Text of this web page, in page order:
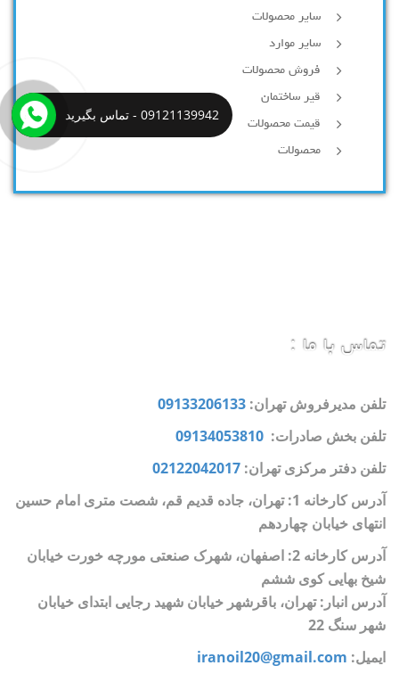
سایر محصولات
سایر موارد
فروش محصولات
قیر ساختمان
قیمت محصولات
محصولات
تماس با ما :
تلفن مدیرفروش تهران: 09133206133
تلفن بخش صادرات: 09134053810
تلفن دفتر مرکزی تهران: 02122042017
آدرس کارخانه 1: تهران، جاده قدیم قم، شصت متری امام حسین
انتهای خیابان چهاردهم
آدرس کارخانه 2: اصفهان، شهرک صنعتی مورچه خورت خیابان
شیخ بهایی کوی ششم
آدرس انبار: تهران، باقرشهر خیابان شهید رجایی ابتدای خیابان
شهر سنگ 22
ایمیل: iranoil20@gmail.com
09121139942 - تماس بگیرید